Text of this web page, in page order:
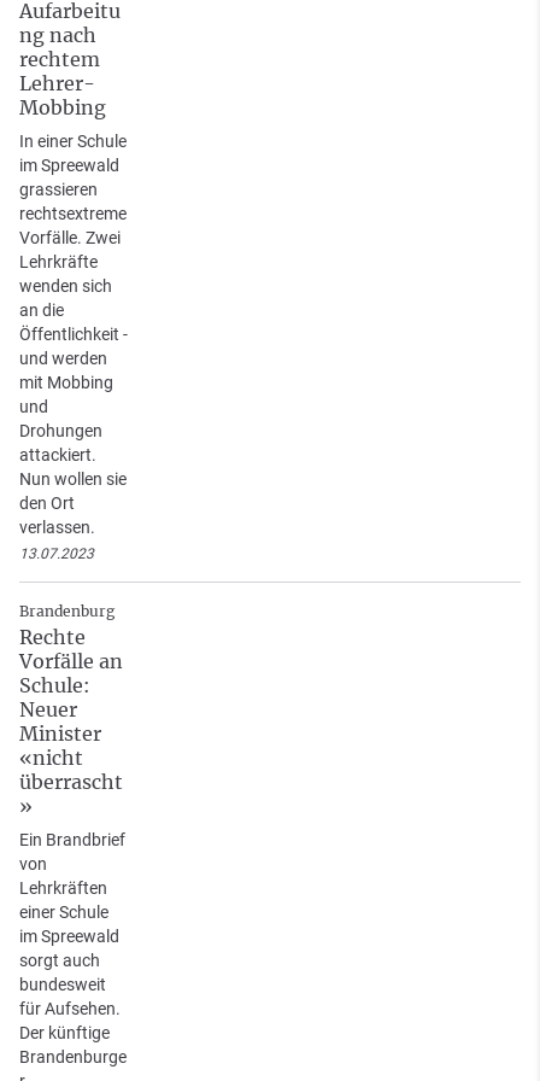
Aufarbeitu
ng nach
rechtem
Lehrer-
Mobbing
In einer Schule
im Spreewald
grassieren
rechtsextreme
Vorfälle. Zwei
Lehrkräfte
wenden sich
an die
Öffentlichkeit -
und werden
mit Mobbing
und
Drohungen
attackiert.
Nun wollen sie
den Ort
verlassen.
13.07.2023
Brandenburg
Rechte
Vorfälle an
Schule:
Neuer
Minister
«nicht
überrascht
»
Ein Brandbrief
von
Lehrkräften
einer Schule
im Spreewald
sorgt auch
bundesweit
für Aufsehen.
Der künftige
Brandenburge